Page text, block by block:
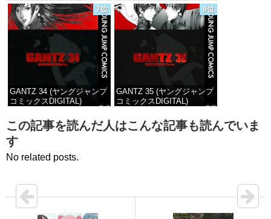
価格：¥100 価格：¥100
7位
GANTZ 34 (ヤングジャンプ
コミックスDIGITAL)
価格：¥100
8位
GANTZ 35 (ヤングジャンプ
コミックスDIGITAL)
価格：¥100
この記事を読んだ人はこんな記事も読んでいま
す
No related posts.